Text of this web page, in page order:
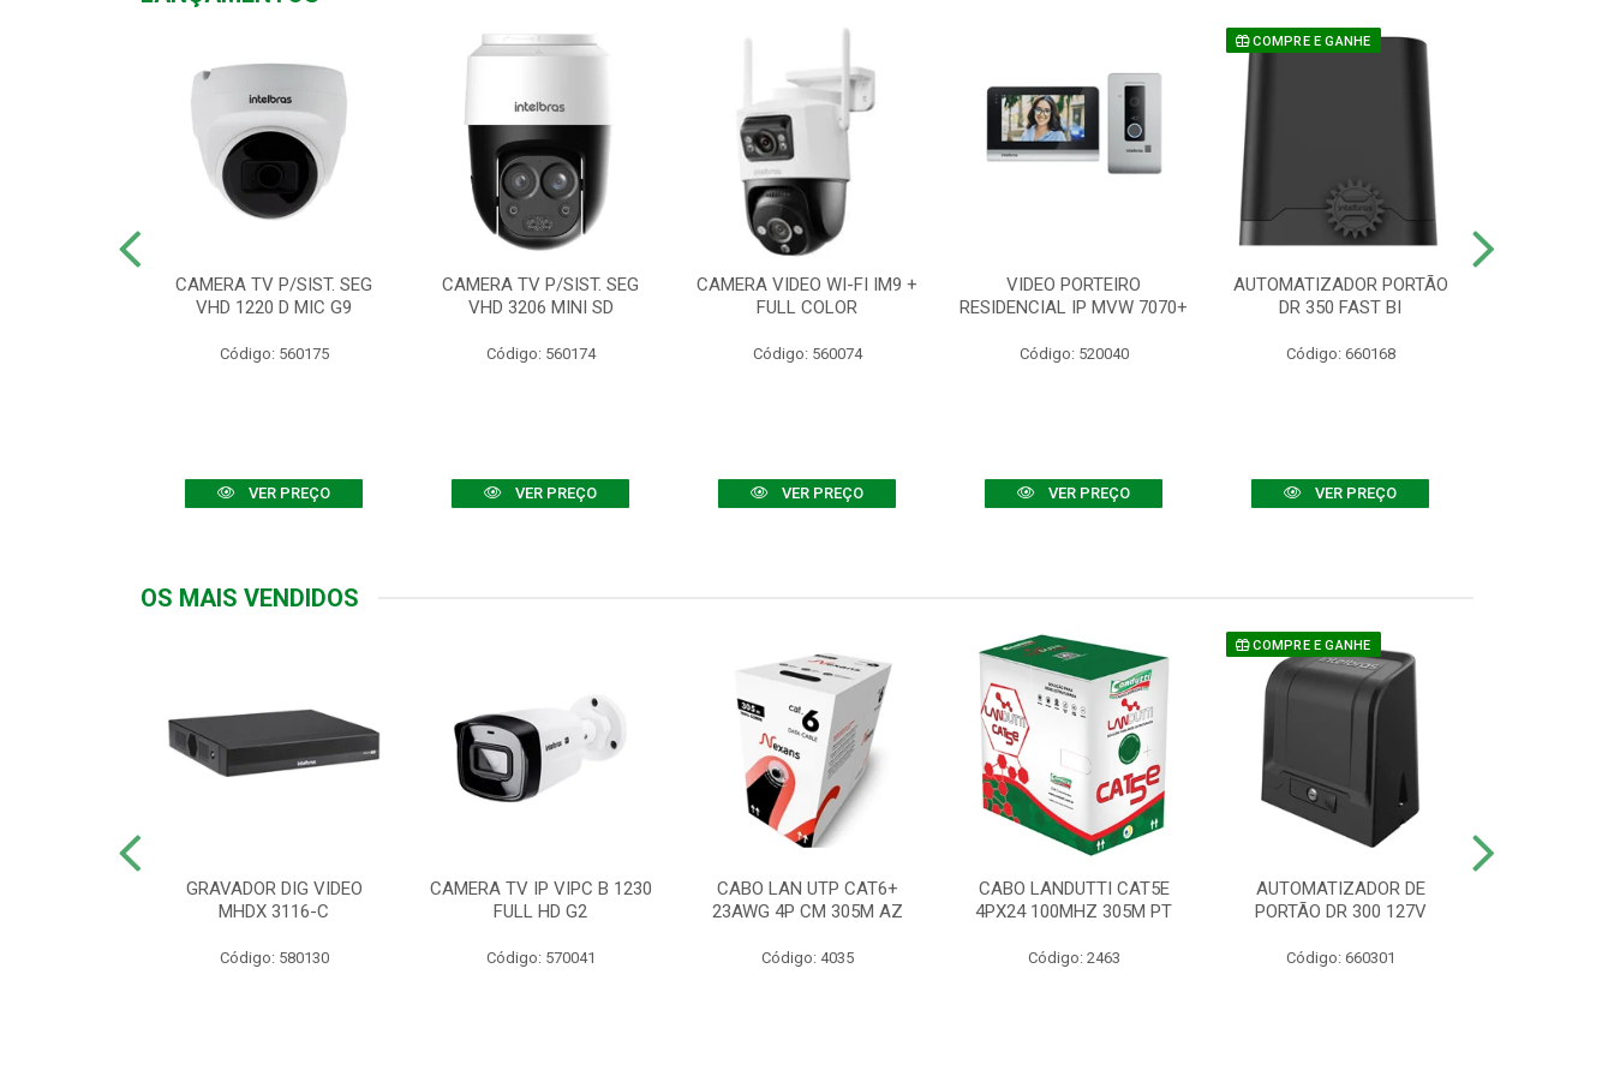
CAMERA TV P/SIST. SEG
VHD 1220 D MIC G9
Código: 560175
VER PREÇO
CAMERA TV P/SIST. SEG
VHD 3206 MINI SD
Código: 560174
VER PREÇO
CAMERA VIDEO WI-FI IM9 +
FULL COLOR
Código: 560074
VER PREÇO
VIDEO PORTEIRO
RESIDENCIAL IP MVW 7070+
Código: 520040
VER PREÇO
COMPRE E GANHE
AUTOMATIZADOR PORTÃO
DR 350 FAST BI
Código: 660168
VER PREÇO
OS MAIS VENDIDOS
GRAVADOR DIG VIDEO
MHDX 3116-C
Código: 580130
CAMERA TV IP VIPC B 1230
FULL HD G2
Código: 570041
CABO LAN UTP CAT6+
23AWG 4P CM 305M AZ
Código: 4035
CABO LANDUTTI CAT5E
4PX24 100MHZ 305M PT
Código: 2463
COMPRE E GANHE
AUTOMATIZADOR DE
PORTÃO DR 300 127V
Código: 660301